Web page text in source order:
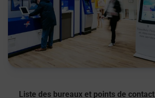
Liste des bureaux et points de contact